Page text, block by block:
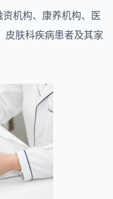
资机构、康养机构、医
皮肤科疾病患者及其家